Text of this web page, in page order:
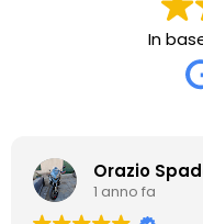
In
Orazio
1 anno fa